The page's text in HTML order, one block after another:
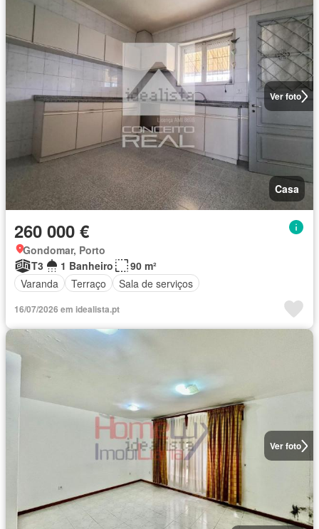
Ver foto
Casa
260 000 €
Gondomar, Porto
T3
1 Banheiro
90 m²
Varanda
Terraço Sala de serviços
16/07/2026 em idealista.pt
Ver foto